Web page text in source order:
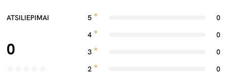
ATSILIEPIMAI
0
5
0
4
0
3
0
2
0